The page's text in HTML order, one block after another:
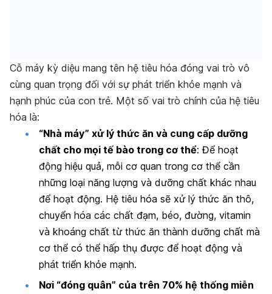
Cỗ máy kỳ diệu mang tên hệ tiêu hóa đóng vai trò vô
cùng quan trọng đối với sự phát triển khỏe mạnh và
hạnh phúc của con trẻ. Một số vai trò chính của hệ tiêu
hóa là:
“Nhà máy” xử lý thức ăn và cung cấp dưỡng
chất cho mọi tế bào trong cơ thể: Để hoạt
động hiệu quả, mỗi cơ quan trong cơ thể cần
những loại năng lượng và dưỡng chất khác nhau
để hoạt động. Hệ tiêu hóa sẽ xử lý thức ăn thô,
chuyển hóa các chất đạm, béo, đường, vitamin
và khoáng chất từ thức ăn thành dưỡng chất mà
cơ thể có thể hấp thụ được để hoạt động và
phát triển khỏe mạnh.
Nơi “đóng quân” của trên 70% hệ thống miễn